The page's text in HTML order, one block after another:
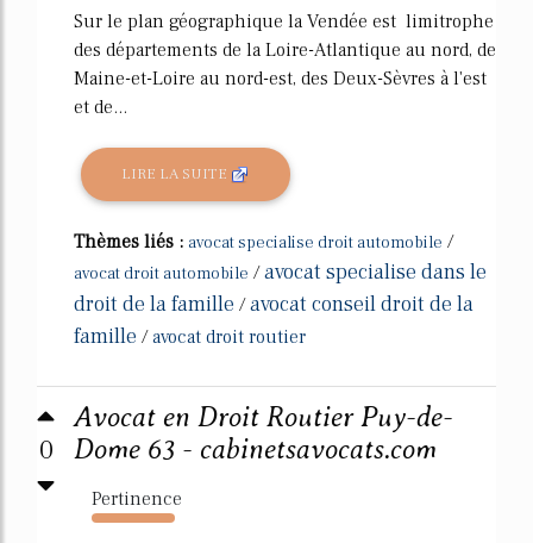
Sur le plan géographique la Vendée est limitrophe
des départements de la Loire-Atlantique au nord, de
Maine-et-Loire au nord-est, des Deux-Sèvres à l'est
et de...
LIRE LA SUITE
Thèmes liés : avocat specialise droit automobile /
avocat droit automobile /avocat specialise dans le
droit de la famille /avocat conseil droit de la
famille /avocat droit routier
0
Avocat en Droit Routier Puy-de-
Dome 63 - cabinetsavocats.com
Pertinence
305%